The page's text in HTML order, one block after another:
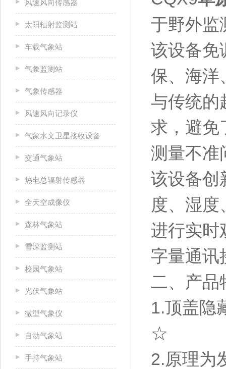
风速风向传感器
太阳辐射监测站
车载气象站
气象监测站
气象传感器
风速风向记录仪
气象水文卫星接收设备
交通气象站
热电总辐射传感器
全天空成像仪
森林气象站
雪深监测站
校园气象站
光伏气象站
微型气象仪
自动气象站
手持气象站
于野外监
该设备免
保、海洋
与传统的
求，避免
测量不准
该设备创
度、湿
进行实时
字量通讯
二、产品
1.顶盖隐
☆
2.原理为